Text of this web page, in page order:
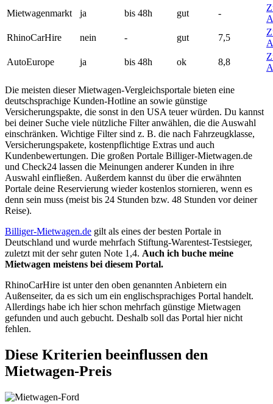
Mietwagenmarkt
ja bis 48h gut -
RhinoCarHire
nein - gut 7,5
AutoEurope
ja bis 48h ok 8,8
Die meisten dieser Mietwagen-Vergleichsportale bieten eine
deutschsprachige Kunden-Hotline an sowie günstige
Versicherungspakte, die sonst in den USA teuer würden. Du kannst
bei deiner Suche viele nützliche Filter anwählen, die die Auswahl
einschränken. Wichtige Filter sind z. B. die nach Fahrzeugklasse,
Versicherungspakete, kostenpflichtige Extras und auch
Kundenbewertungen. Die großen Portale Billiger-Mietwagen.de
und Check24 lassen die Meinungen anderer Kunden in ihre
Auswahl einfließen. Außerdem kannst du über die erwähnten
Portale deine Reservierung wieder kostenlos stornieren, wenn es
denn sein muss (meist bis 24 Stunden bzw. 48 Stunden vor deiner
Reise).
Billiger-Mietwagen.de gilt als eines der besten Portale in
Deutschland und wurde mehrfach Stiftung-Warentest-Testsieger,
zuletzt mit der sehr guten Note 1,4. Auch ich buche meine
Mietwagen meistens bei diesem Portal.
RhinoCarHire ist unter den oben genannten Anbietern ein
Außenseiter, da es sich um ein englischsprachiges Portal handelt.
Allerdings habe ich hier schon mehrfach günstige Mietwagen
gefunden und auch gebucht. Deshalb soll das Portal hier nicht
fehlen.
Diese Kriterien beeinflussen den
Mietwagen-Preis